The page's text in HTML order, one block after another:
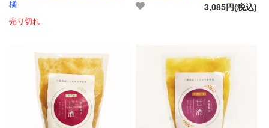
橘
売り切れ
3,085円(税込)